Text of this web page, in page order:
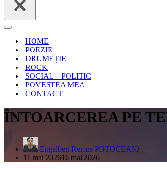
Meniu
navigareHOME
POEZIE
DRUMEȚIE
ROCK
SOCIAL – POLITIC
POVESTEA MEA
CONTACT
ÎNTOARCEREA PE
Engelbert Remus POTOCEAN
11 mai 202616 mai 2026